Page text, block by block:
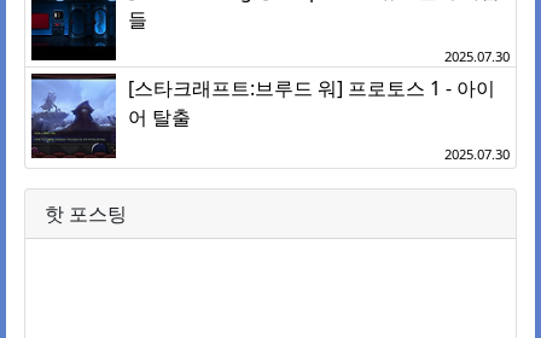
들
2025.07.30
[스타크래프트:브루드 워] 프로토스 1 - 아이
어 탈출
2025.07.30
핫 포스팅